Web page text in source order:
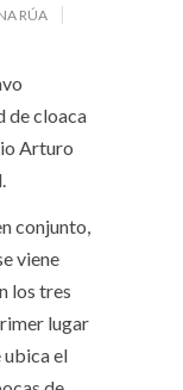
RÚA
de cloaca
Arturo
conjunto,
viene
los tres
lugar
ubica el